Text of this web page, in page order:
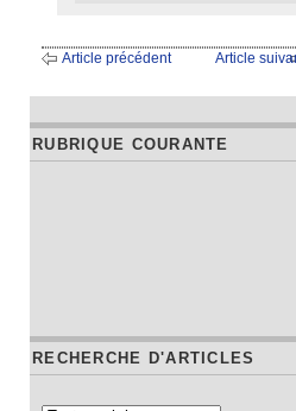
Article précédent Article
RUBRIQUE COURANTE
RECHERCHE D'ARTICLES